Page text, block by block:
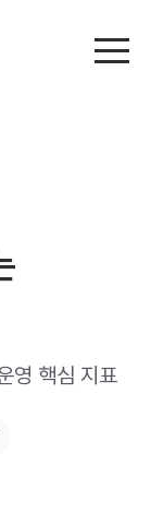
Menu
영 핵심 지표